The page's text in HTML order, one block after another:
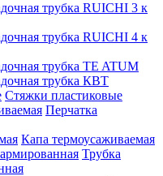
трубка RUICHI 3 к
трубка RUICHI 4 к
трубка TE ATUM
трубка КВТ
Стяжки пластиковые
Перчатка
Капа термоусаживаемая
Трубка